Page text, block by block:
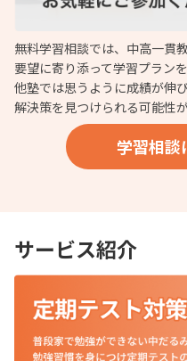
無料学習相談では、中高一貫
要望に寄り添って学習プラン
他塾では思うように成績が伸
解決策を見つけられる可能性
学習相談
サービス紹介